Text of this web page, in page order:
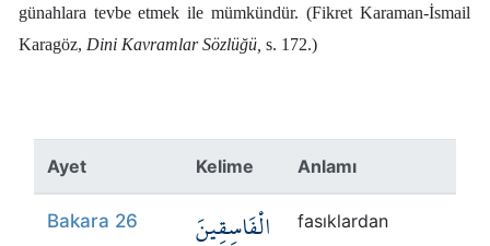
günahlara tevbe etmek ile mümkündür. (Fikret Karaman-İsmail
Karagöz, Dini Kavramlar Sözlüğü, s. 172.)
Ayet Kelime Anlamı
Bakara 26 الْفَاسِقِينَ fasıklardan